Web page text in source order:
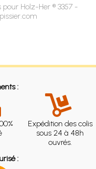
Holz-Her ® 3357 -
:
Expédition des colis
sous 24 à 48h
ouvrés.
: